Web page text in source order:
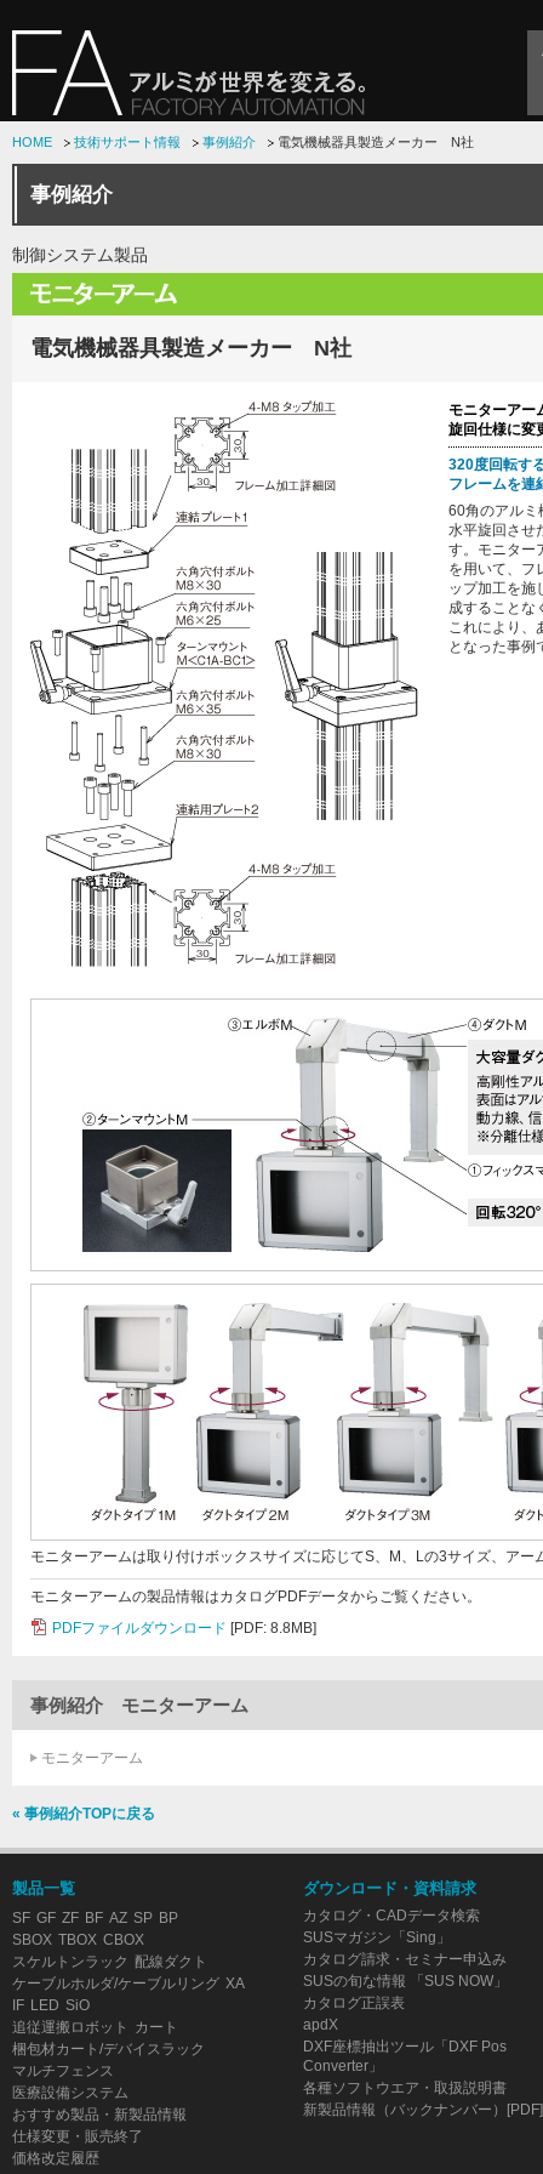
HOME 技術サポート情報 事例紹介 電気機械器具製造メーカー N社
事例紹介
制御システム製品
電気機械器具製造メーカー N社
モニターアー
旋回仕様に変
320度回転す
フレームを連
60角のアルミ
水平旋回させ
す。モニター
を用いて、フ
ップ加工を施
成することな
これにより、
となった事例
モニターアームは取り付けボックスサイズに応じてS、M、Lの3サイズ、アー
モニターアームの製品情報はカタログPDFデータからご覧ください。
PDFファイルダウンロード [PDF: 8.8MB]
事例紹介 モニターアーム
モニターアーム
« 事例紹介TOPに戻る
製品一覧
SF GF ZF BF AZ SP BP
SBOX TBOX CBOX
スケルトンラック 配線ダクト
ケーブルホルダ/ケーブルリング XA
IF LED SiO
追従運搬ロボット
カート
梱包材カート/デバイスラック
マルチフェンス
医療設備システム
おすすめ製品・新製品情報
仕様変更・販売終了
価格改定履歴
ダウンロード・資料請求
カタログ・CADデータ検索
SUSマガジン「Sing」
カタログ請求・セミナー申込み
SUSの旬な情報 「SUS NOW」
カタログ正誤表
apdX
DXF座標抽出ツール「DXF Pos
Converter」
各種ソフトウエア・取扱説明書
新製品情報（バックナンバー）[PDF]